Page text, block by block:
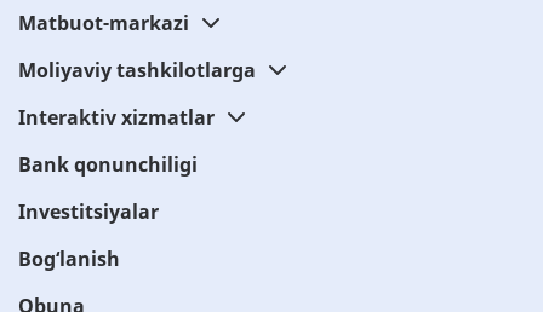
Matbuot-markazi
Moliyaviy tashkilotlarga
Interaktiv xizmatlar
Bank qonunchiligi
Investitsiyalar
Bog‘lanish
Obuna